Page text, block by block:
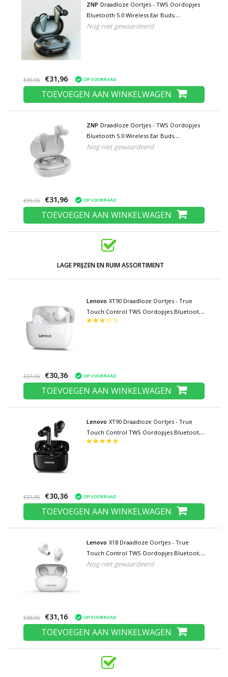
ZNP Draadloze Oortjes - TWS Oordopjes
Bluetooth 5.0 Wireless Ear Buds
Earphones Oortelefoon Zwart
Nog niet gewaardeerd
€39,95 €31,96 OP VOORRAAD
TOEVOEGEN AAN WINKELWAGEN
ZNP Draadloze Oortjes - TWS Oordopjes
Bluetooth 5.0 Wireless Ear Buds
Earphones Oortelefoon Wit
Nog niet gewaardeerd
€39,95 €31,96 OP VOORRAAD
TOEVOEGEN AAN WINKELWAGEN
LAGE PRIJZEN EN RUIM ASSORTIMENT
Lenovo XT90 Draadloze Oortjes - True
Touch Control TWS Oordopjes Bluetooth
5.0 Wireless Buds Earphones Oortelefoon
€37,95 €30,36 OP VOORRAAD
TOEVOEGEN AAN WINKELWAGEN
Lenovo XT90 Draadloze Oortjes - True
Touch Control TWS Oordopjes Bluetooth
5.0 Wireless Buds Earphones Oortelefoon
€37,95 €30,36 OP VOORRAAD
TOEVOEGEN AAN WINKELWAGEN
Lenovo X18 Draadloze Oortjes - True
Touch Control TWS Oordopjes Bluetooth
5.0 Wireless Buds Earphones Oortelefoon
Nog niet gewaardeerd
€38,95 €31,16 OP VOORRAAD
TOEVOEGEN AAN WINKELWAGEN